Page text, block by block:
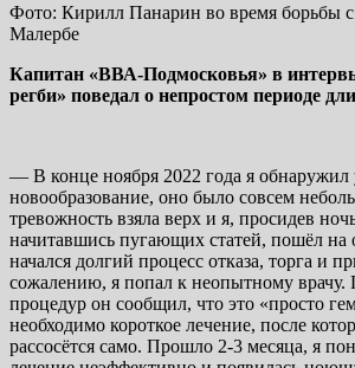
Фото: Кирилл Панарин во время борьбы с
Малербе
Капитан «ВВА-Подмосковья» в
регби» поведал о непростом периоде
— В конце ноября 2022 года я обнаружил
новообразование, оно было совсем
тревожность взяла верх и я, просидев
начитавшись пугающих статей, пошёл на
начался долгий процесс отказа, торга и
сожалению, я попал к неопытному врачу.
процедур он сообщил, что это «просто
необходимо короткое лечение, после
рассосётся само. Прошло 2-3 месяца, я